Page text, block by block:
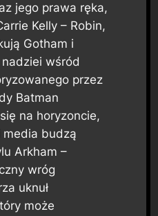
jego prawa ręka,
Kelly – Robin,
Gotham i
wśród
przez
Batman
na horyzoncie,
media budzą
Arkham –
wróg
uknuł
może